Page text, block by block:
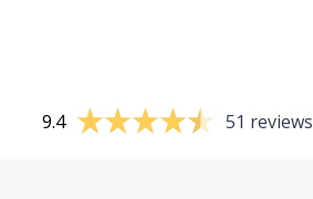
9.4 51 reviews